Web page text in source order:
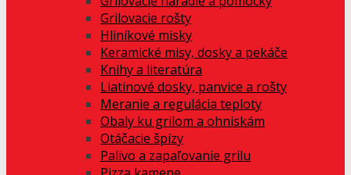
Grilovacie rošty
Hliníkové misky
Keramické misy, dosky a pekáče
Knihy a literatúra
Liatinové dosky, panvice a rošty
Meranie a regulácia teploty
Obaly ku grilom a ohniskám
Otáčacie špízy
Palivo a zapaľovanie grilu